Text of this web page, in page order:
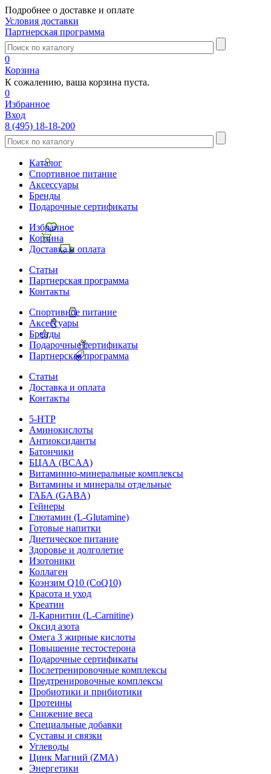
Подробнее о доставке и оплате
Условия доставки
Партнерская программа
0
Корзина
К сожалению, ваша корзина пуста.
0
Избранное
Вход
8 (495) 18-18-200
Каталог
Спортивное питание
Аксессуары
Бренды
Подарочные сертификаты
Избранное
Корзина
Доставка и оплата
Статьи
Партнерская программа
Контакты
Спортивное питание
Аксессуары
Бренды
Подарочные сертификаты
Партнерская программа
Статьи
Доставка и оплата
Контакты
5-HTP
Аминокислоты
Антиоксиданты
Батончики
БЦАА (BCAA)
Витаминно-минеральные комплексы
Витамины и минералы отдельные
ГАБА (GABA)
Гейнеры
Глютамин (L-Glutamine)
Готовые напитки
Диетическое питание
Здоровье и долголетие
Изотоники
Коллаген
Коэнзим Q10 (CoQ10)
Красота и уход
Креатин
Л-Карнитин (L-Сarnitine)
Оксид азота
Омега 3 жирные кислоты
Повышение тестостерона
Подарочные сертификаты
Послетренировочные комплексы
Предтренировочные комплексы
Пробиотики и прибиотики
Протеины
Снижение веса
Специальные добавки
Суставы и связки
Углеводы
Цинк Магний (ZMA)
Энергетики